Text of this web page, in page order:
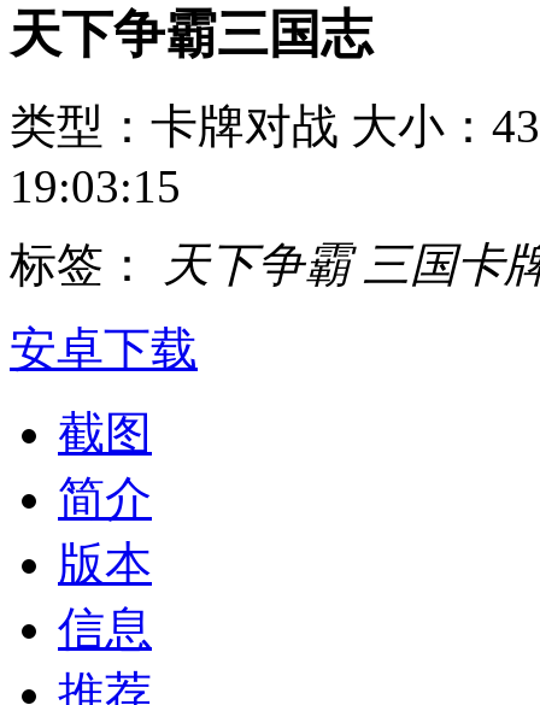
天下争霸三国志
类型：卡牌对战 大小：
19:03:15
标签：
天下争霸 三国卡
安卓下载
截图
简介
版本
信息
推荐